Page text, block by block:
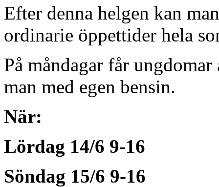
Efter denna helgen kan
ordinarie öppettider hela
På måndagar får
man med egen bensin.
När:
Lördag 14/6 9-16
Söndag 15/6 9-16